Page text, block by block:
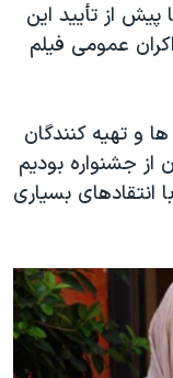
از تأیید این
عمومی فیلم
و تهیه کنندگان
جشنواره بودیم
بسیاری